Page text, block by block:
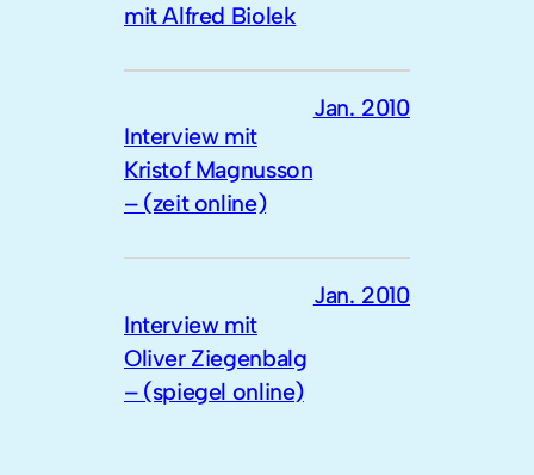
mit Alfred Biolek
Interview mit
Kristof Magnusson
– (zeit online)
Jan. 2010
Interview mit
Oliver Ziegenbalg
– (spiegel online)
Jan. 2010